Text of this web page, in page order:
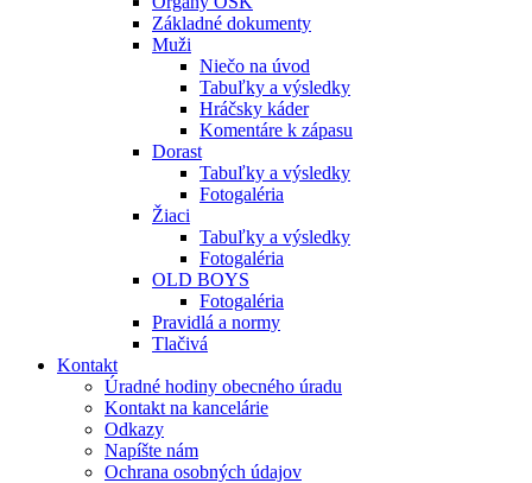
Základné dokumenty
Muži
Niečo na úvod
Tabuľky a výsledky
Hráčsky káder
Komentáre k zápasu
Dorast
Tabuľky a výsledky
Fotogaléria
Žiaci
Tabuľky a výsledky
Fotogaléria
OLD BOYS
Fotogaléria
Pravidlá a normy
Tlačivá
Kontakt
Úradné hodiny obecného úradu
Kontakt na kancelárie
Odkazy
Napíšte nám
Ochrana osobných údajov